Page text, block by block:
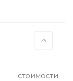
стоимости